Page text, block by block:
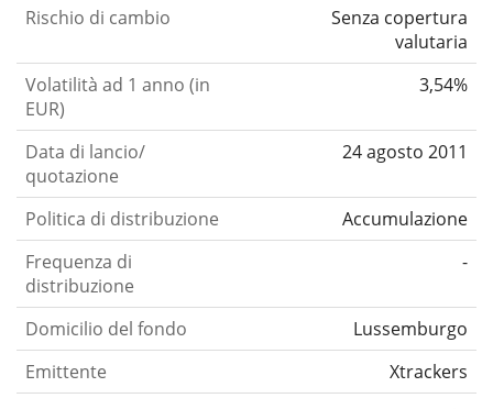
Rischio di cambio
Senza copertura
valutaria
Volatilità ad 1 anno (in
EUR)
3,54%
Data di lancio/
quotazione
24 agosto 2011
Politica di distribuzione
Accumulazione
Frequenza di
distribuzione
-
Domicilio del fondo
Lussemburgo
Emittente
Xtrackers